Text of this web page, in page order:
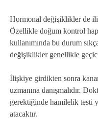
Hormonal değişiklikler de
Özellikle doğum kontrol
kullanımında bu durum
değişiklikler genellikle
İlişkiye girdikten sonra
uzmanına danışmalıdır.
gerektiğinde hamilelik testi
atacaktır.